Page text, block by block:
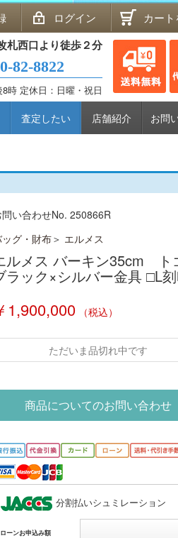
ログイン カー
札西口より徒歩２分
82-8822
時 定休日：日曜・祝日
査定したい 店舗紹介 お問
問い合わせNo. 250866R
グ・財布＞ エルメス
ルメス バーキン35cm ト
ラック×シルバー金具 □L
1,900,000 （税込）
ただいま品切れ中です
商品についてのお問い合わせ
分割払いシュミレーション
ローンお申込み額